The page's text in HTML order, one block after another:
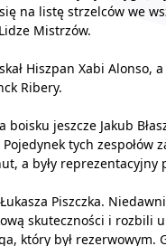
na listę strzelców we
Mistrzów.
Hiszpan Xabi Alonso,
Ribery.
jeszcze Jakub
tych zespołów
a były reprezentacyjny
Piszczka.
skuteczności i rozbili
który był